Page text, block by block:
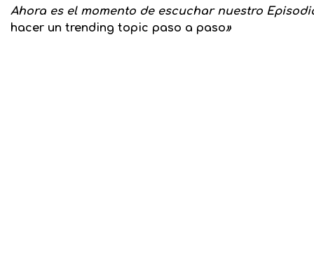
Ahora es el momento de escuchar nuestro
hacer un trending topic paso a paso»